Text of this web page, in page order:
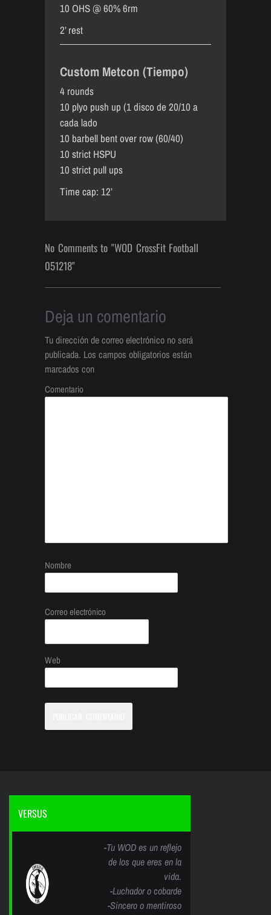
10 OHS @ 60% 6rm
2’ rest
Custom Metcon (Tiempo)
4 rounds
10 plyo push up (1 disco de 20/10 a
cada lado
10 barbell bent over row (60/40)
10 strict HSPU
10 strict pull ups
Time cap: 12’
No Comments to "WOD CrossFit Football
051218"
Deja un comentario
Tu dirección de correo electrónico no será
publicada. Los campos obligatorios están
marcados con
Comentario
Nombre
Correo electrónico
Web
VERSUS
-Tu WOD es un reflejo
de los que eres en la
vida.
-Luchador o cobarde
-Sincero o mentiroso